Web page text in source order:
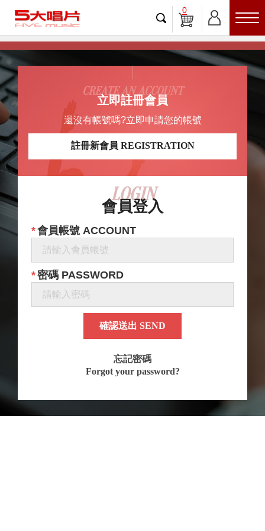
0
立即註冊會員
CREATE AN ACCOUNT
還沒有帳號嗎?立即申請您的帳號
註冊新會員 REGISTRATION
會員登入
LOGIN
會員帳號 ACCOUNT
密碼 PASSWORD
確認送出 SEND
忘記密碼
Forgot your password?